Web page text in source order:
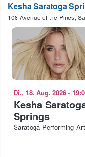
Kesha Saratoga
108 Avenue of the Pines,
Di., 18. Aug. 2026 •
Kesha
Springs